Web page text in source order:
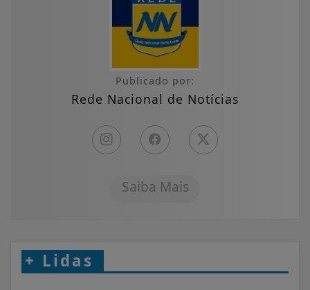
Publicado por:
Rede Nacional de Notícias
Saiba Mais
+ Lidas